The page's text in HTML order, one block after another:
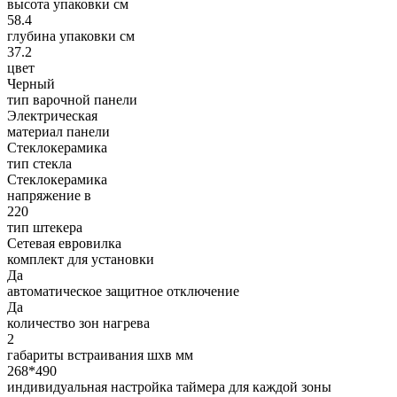
высота упаковки см
58.4
глубина упаковки см
37.2
цвет
Черный
тип варочной панели
Электрическая
материал панели
Стеклокерамика
тип стекла
Стеклокерамика
напряжение в
220
тип штекера
Сетевая евровилка
комплект для установки
Да
автоматическое защитное отключение
Да
количество зон нагрева
2
габариты встраивания шхв мм
268*490
индивидуальная настройка таймера для каждой зоны